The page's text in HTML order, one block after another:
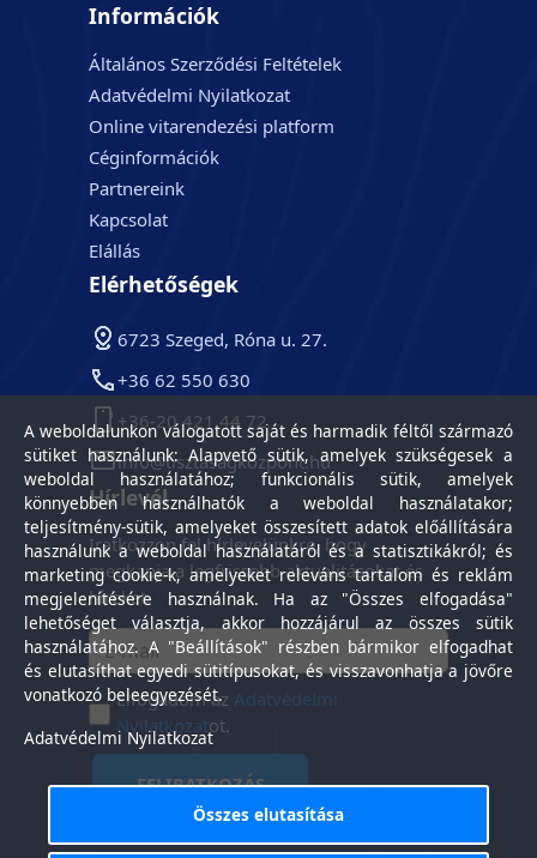
Információk
Általános Szerződési Feltételek
Adatvédelmi Nyilatkozat
Online vitarendezési platform
Céginformációk
Partnereink
Kapcsolat
Elállás
Elérhetőségek
6723 Szeged, Róna u. 27.
+36 62 550 630
+36-20 421 44 72
info@tisztasagkozpont.hu
Hírlevél
Iratkozzon fel hírlevelünkre, hogy
megkapja a legfrissebb aktualitásokat és
híreket.
Elfogadom azAdatvédelmi
Nyilatkozatot.
FELIRATKOZÁS
A weboldalunkon válogatott saját és harmadik féltől származó
sütiket használunk: Alapvető sütik, amelyek szükségesek a
weboldal használatához; funkcionális sütik, amelyek
könnyebben használhatók a weboldal használatakor;
teljesítmény-sütik, amelyeket összesített adatok előállítására
használunk a weboldal használatáról és a statisztikákról; és
marketing cookie-k, amelyeket releváns tartalom és reklám
megjelenítésére használnak. Ha az "Összes elfogadása"
lehetőséget választja, akkor hozzájárul az összes sütik
használatához. A "Beállítások" részben bármikor elfogadhat
és elutasíthat egyedi sütitípusokat, és visszavonhatja a jövőre
vonatkozó beleegyezését.
Adatvédelmi Nyilatkozat
Összes elutasítása